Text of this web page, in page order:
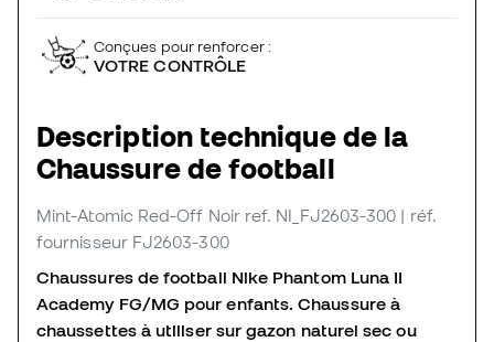
Conçues pour renforcer :
VOTRE CONTRÔLE
Description technique de la
Chaussure de football
Mint-Atomic Red-Off Noir ref. NI_FJ2603-300 | réf.
fournisseur FJ2603-300
Chaussures de football Nike Phantom Luna II
Academy FG/MG pour enfants. Chaussure à
chaussettes à utiliser sur gazon naturel sec ou